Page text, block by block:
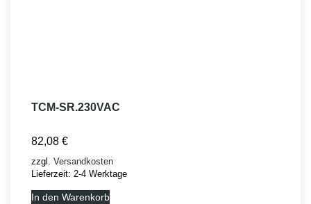
TCM-SR.230VAC
82,08 €
zzgl. Versandkosten
Lieferzeit: 2-4 Werktage
In den Warenkorb